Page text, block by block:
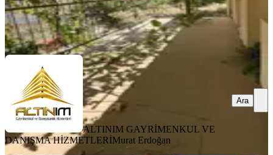
ALTINIM GAYRİMENKUL VE DANIŞMA
HİZMETLERİMurat Erdoğan
Ara
ALTINIM GAYRİMENKUL VE
DANIŞMA HİZMETLERİMurat Erdoğan
Ara